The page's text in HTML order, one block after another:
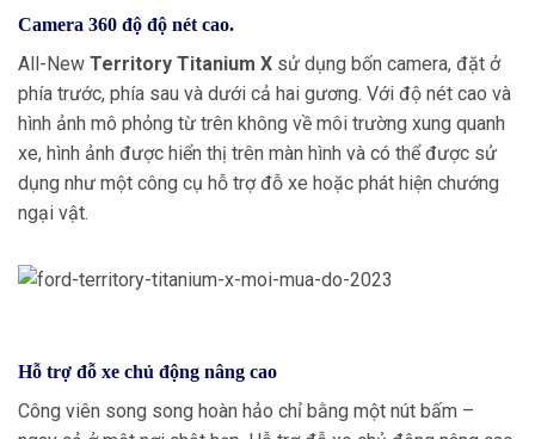
Camera 360 độ độ nét cao.
All-New Territory Titanium X sử dụng bốn camera, đặt ở
phía trước, phía sau và dưới cả hai gương. Với độ nét cao và
hình ảnh mô phỏng từ trên không về môi trường xung quanh
xe, hình ảnh được hiển thị trên màn hình và có thể được sử
dụng như một công cụ hỗ trợ đỗ xe hoặc phát hiện chướng
ngại vật.
Hỗ trợ đỗ xe chủ động nâng cao
Công viên song song hoàn hảo chỉ bằng một nút bấm –